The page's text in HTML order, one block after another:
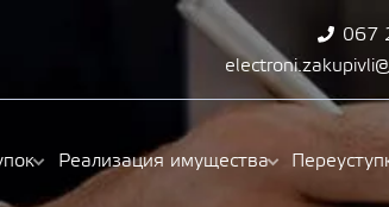
067
Реализация имущества